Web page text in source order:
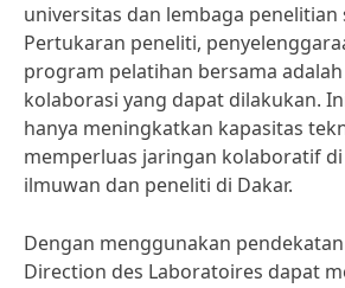
universitas dan lembaga penelitian
Pertukaran peneliti,
program pelatihan bersama
kolaborasi yang dapat dilakukan.
hanya meningkatkan kapasitas
memperluas jaringan kolaboratif
ilmuwan dan peneliti di Dakar.
Dengan menggunakan
Direction des Laboratoires dapat